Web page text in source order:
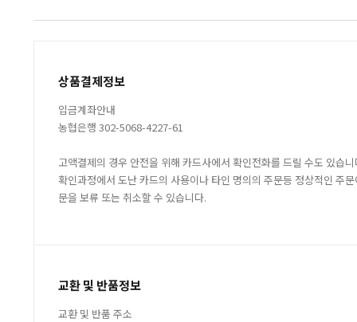
상품결제정보
입금계좌안내
농협은행 302-5068-4227-61
고액결제의 경우 안전을 위해 카드사에서 확인전화를 드릴 수도 있습
확인과정에서 도난 카드의 사용이나 타인 명의의 주문등 정상적인 주
문을 보류 또는 취소할 수 있습니다.
교환 및 반품정보
교환 및 반품 주소